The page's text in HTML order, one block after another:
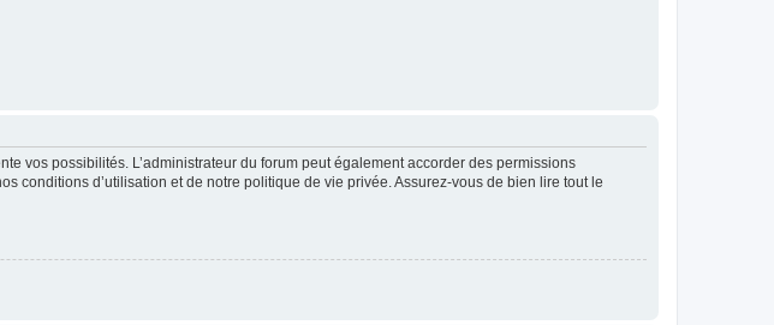
vos possibilités. L’administrateur du forum peut également accorder des permissions
conditions d’utilisation et de notre politique de vie privée. Assurez-vous de bien lire tout le